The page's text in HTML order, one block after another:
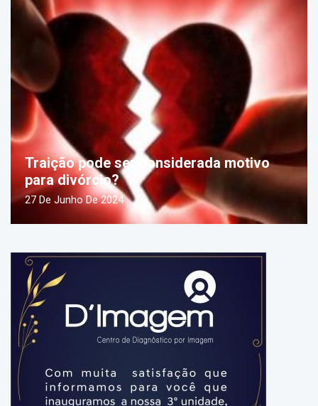
Traição pode ser considerada motivo
para divórcio?
27 De Junho De 2024